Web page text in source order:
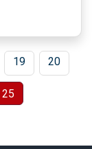
quá trình
đây là tóm
19 20
25